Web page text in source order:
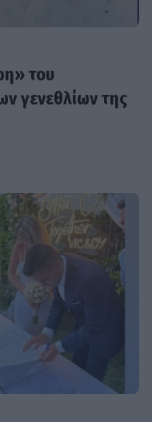
του
γενεθλίων της